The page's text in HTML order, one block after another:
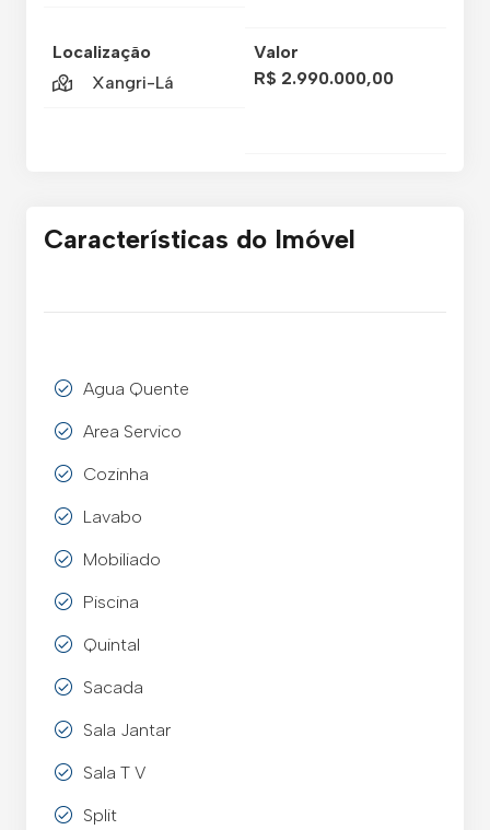
Localização
Xangri-Lá
Valor
R$ 2.990.000,00
Características do Imóvel
Agua Quente
Area Servico
Cozinha
Lavabo
Mobiliado
Piscina
Quintal
Sacada
Sala Jantar
Sala T V
Split